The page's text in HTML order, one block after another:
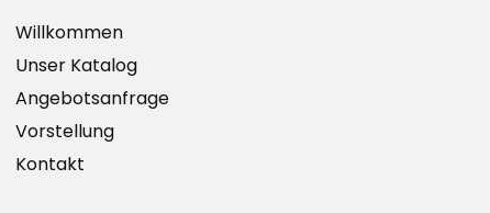
Willkommen
Unser Katalog
Angebotsanfrage
Vorstellung
Kontakt